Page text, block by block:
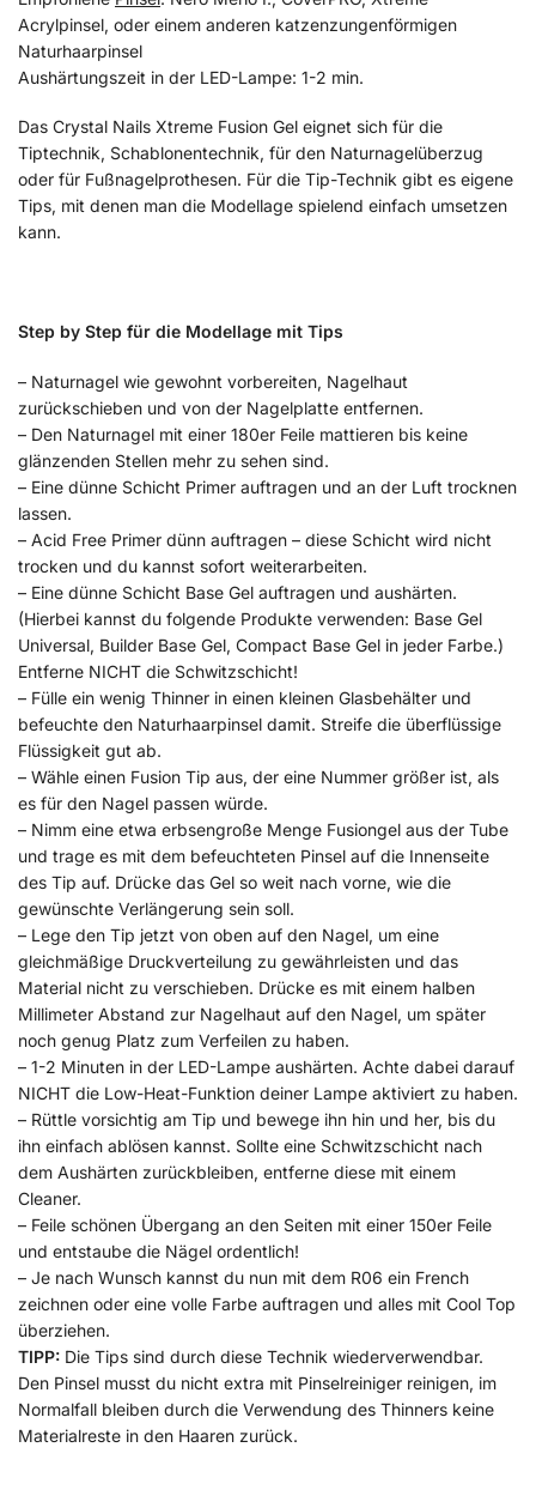
Acrylpinsel, oder einem anderen katzenzungenförmigen
Naturhaarpinsel
Aushärtungszeit in der LED-Lampe: 1-2 min.
Das Crystal Nails Xtreme Fusion Gel eignet sich für die
Tiptechnik, Schablonentechnik, für den Naturnagelüberzug
oder für Fußnagelprothesen. Für die Tip-Technik gibt es eigene
Tips, mit denen man die Modellage spielend einfach umsetzen
kann.
Step by Step für die Modellage mit Tips
– Naturnagel wie gewohnt vorbereiten, Nagelhaut
zurückschieben und von der Nagelplatte entfernen.
– Den Naturnagel mit einer 180er Feile mattieren bis keine
glänzenden Stellen mehr zu sehen sind.
– Eine dünne Schicht Primer auftragen und an der Luft trocknen
lassen.
– Acid Free Primer dünn auftragen – diese Schicht wird nicht
trocken und du kannst sofort weiterarbeiten.
– Eine dünne Schicht Base Gel auftragen und aushärten.
(Hierbei kannst du folgende Produkte verwenden: Base Gel
Universal, Builder Base Gel, Compact Base Gel in jeder Farbe.)
Entferne NICHT die Schwitzschicht!
– Fülle ein wenig Thinner in einen kleinen Glasbehälter und
befeuchte den Naturhaarpinsel damit. Streife die überflüssige
Flüssigkeit gut ab.
– Wähle einen Fusion Tip aus, der eine Nummer größer ist, als
es für den Nagel passen würde.
– Nimm eine etwa erbsengroße Menge Fusiongel aus der Tube
und trage es mit dem befeuchteten Pinsel auf die Innenseite
des Tip auf. Drücke das Gel so weit nach vorne, wie die
gewünschte Verlängerung sein soll.
– Lege den Tip jetzt von oben auf den Nagel, um eine
gleichmäßige Druckverteilung zu gewährleisten und das
Material nicht zu verschieben. Drücke es mit einem halben
Millimeter Abstand zur Nagelhaut auf den Nagel, um später
noch genug Platz zum Verfeilen zu haben.
– 1-2 Minuten in der LED-Lampe aushärten. Achte dabei darauf
NICHT die Low-Heat-Funktion deiner Lampe aktiviert zu haben.
– Rüttle vorsichtig am Tip und bewege ihn hin und her, bis du
ihn einfach ablösen kannst. Sollte eine Schwitzschicht nach
dem Aushärten zurückbleiben, entferne diese mit einem
Cleaner.
– Feile schönen Übergang an den Seiten mit einer 150er Feile
und entstaube die Nägel ordentlich!
– Je nach Wunsch kannst du nun mit dem R06 ein French
zeichnen oder eine volle Farbe auftragen und alles mit Cool Top
überziehen.
TIPP: Die Tips sind durch diese Technik wiederverwendbar.
Den Pinsel musst du nicht extra mit Pinselreiniger reinigen, im
Normalfall bleiben durch die Verwendung des Thinners keine
Materialreste in den Haaren zurück.